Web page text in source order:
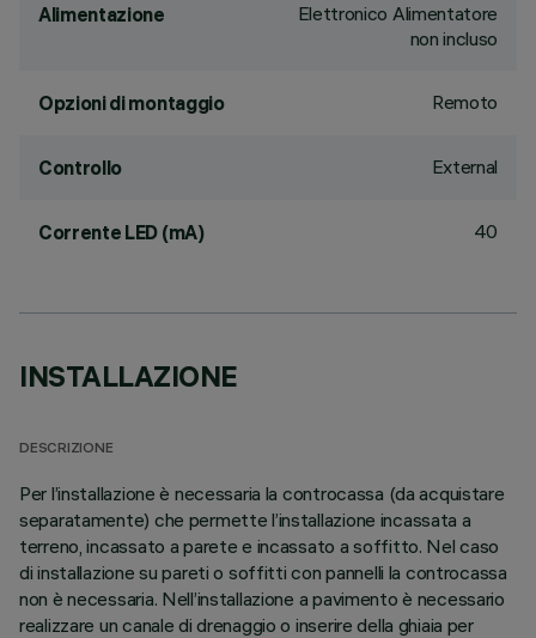
Alimentazione
Elettronico Alimentatore
non incluso
Opzioni di montaggio Remoto
Controllo External
Corrente LED (mA) 40
INSTALLAZIONE
DESCRIZIONE
Per l’installazione è necessaria la controcassa (da acquistare
separatamente) che permette l’installazione incassata a
terreno, incassato a parete e incassato a soffitto. Nel caso
di installazione su pareti o soffitti con pannelli la controcassa
non è necessaria. Nell’installazione a pavimento è necessario
realizzare un canale di drenaggio o inserire della ghiaia per